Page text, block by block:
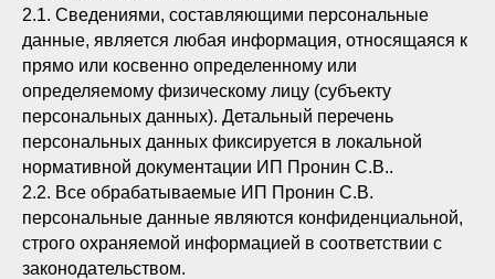
2.1. Сведениями, составляющими персональные
данные, является любая информация, относящаяся к
прямо или косвенно определенному или
определяемому физическому лицу (субъекту
персональных данных). Детальный перечень
персональных данных фиксируется в локальной
нормативной документации ИП Пронин С.В..
2.2. Все обрабатываемые ИП Пронин С.В.
персональные данные являются конфиденциальной,
строго охраняемой информацией в соответствии с
законодательством.